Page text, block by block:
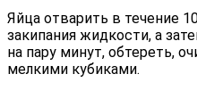
Яйца отварить в течение
закипания жидкости, а
на пару минут, обтереть,
мелкими кубиками.